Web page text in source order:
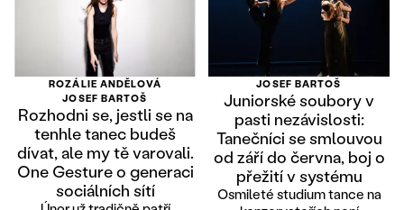
ROZÁLIE ANDĚLOVÁ
JOSEF BARTOŠ
Rozhodni se, jestli se na
tenhle tanec budeš
dívat, ale my tě varovali.
One Gesture o generaci
sociálních sítí
JOSEF BARTOŠ
Juniorské soubory v
pasti nezávislosti:
Tanečníci se smlouvou
od září do června, boj o
přežití v systému
Osmileté studium tance na